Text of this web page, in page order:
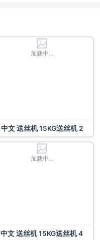
加载中...
中文 送丝机 15KG送丝机 2
加载中...
中文 送丝机 15KG送丝机 4